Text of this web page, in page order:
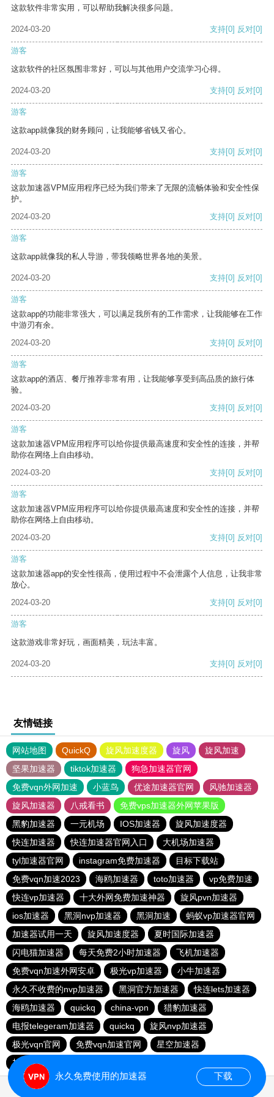
这款软件非常实用，可以帮助我解决很多问题。
2024-03-20 支持[0] 反对[0]
游客
这款软件的社区氛围非常好，可以与其他用户交流学习心得。
2024-03-20 支持[0] 反对[0]
游客
这款app就像我的财务顾问，让我能够省钱又省心。
2024-03-20 支持[0] 反对[0]
游客
这款加速器VPM应用程序已经为我们带来了无限的流畅体验和安全性保
护。
2024-03-20
支持[0] 反对[0]
游客
这款app就像我的私人导游，带我领略世界各地的美景。
2024-03-20 支持[0] 反对[0]
游客
这款app的功能非常强大，可以满足我所有的工作需求，让我能够在工作
中游刃有余。
2024-03-20
支持[0] 反对[0]
游客
这款app的酒店、餐厅推荐非常有用，让我能够享受到高品质的旅行体
验。
2024-03-20
支持[0] 反对[0]
游客
这款加速器VPM应用程序可以给你提供最高速度和安全性的连接，并帮
助你在网络上自由移动。
2024-03-20
支持[0] 反对[0]
游客
这款加速器VPM应用程序可以给你提供最高速度和安全性的连接，并帮
助你在网络上自由移动。
2024-03-20
支持[0] 反对[0]
游客
这款加速器app的安全性很高，使用过程中不会泄露个人信息，让我非常
放心。
2024-03-20
支持[0] 反对[0]
游客
这款游戏非常好玩，画面精美，玩法丰富。
2024-03-20 支持[0] 反对[0]
友情链接
网站地图 QuickQ 旋风加速度器 旋风
旋风加速
坚果加速器
tiktok加速器
狗急加速器官网
免费vqn外网加速
小蓝鸟 优途加速器官网
风驰加速器
旋风加速器
八戒看书
免费vps加速器外网苹果版
黑豹加速器
一元机场 IOS加速器
旋风加速度器
快连加速器
快连加速器官网入口
大机场加速器
tyl加速器官网
instagram免费加速器
目标下载站
免费vqn加速2023
海鸥加速器 toto加速器
vp免费加速
快连vp加速器
十大外网免费加速神器
旋风pvn加速器
ios加速器
黑洞nvp加速器 黑洞加速
蚂蚁vp加速器官网
加速器试用一天
旋风加速度器
夏时国际加速器
闪电猫加速器
每天免费2小时加速器
飞机加速器
免费vqn加速外网安卓
极光vp加速器
小牛加速器
永久不收费的nvp加速器
黑洞官方加速器
快连lets加速器
海鸥加速器
quickq china-vpn
猎豹加速器
电报telegeram加速器
quickq
旋风nvp加速器
极光vqn官网
免费vqn加速官网
星空加速器
加速器试用两小时
永久免费使用的加速器 下载